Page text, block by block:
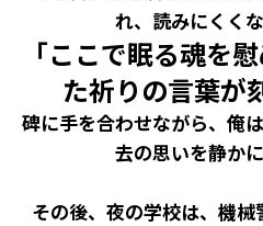
れ、読みにくく
「ここで眠る魂を
た祈りの言葉が
碑に手を合わせながら、俺
去の思いを静か
その後、夜の学校は、機